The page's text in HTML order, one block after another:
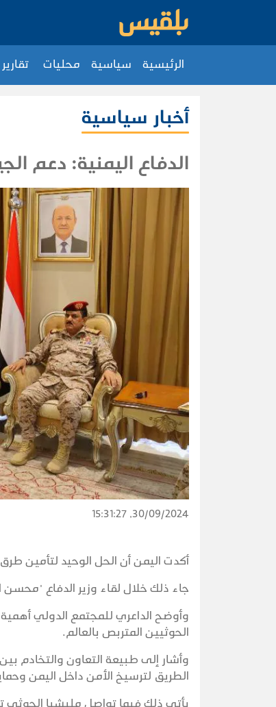
الرئيسية سياسية محليات تقارير
أخبار سياسية
الدفاع اليمنية: دعم
30/09/2024, 15:31:27
أكدت اليمن أن الحل الوحيد لتأمين
جاء ذلك خلال لقاء وزير الدفاع
وأوضح الداعري للمجتمع الدولي
الحوثيين المتربص بالعالم.
وأشار إلى طبيعة التعاون والتخادم
الطريق لترسيخ الأمن داخل اليمن
يأتي ذلك فيما تواصل مليشيا الحوثي